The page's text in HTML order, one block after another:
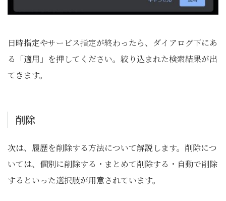
日時指定やサービス指定が終わったら、ダイアログ下にあ
る「適用」を押してください。絞り込まれた検索結果が出
てきます。
削除
次は、履歴を削除する方法について解説します。削除につ
いては、個別に削除する・まとめて削除する・自動で削除
するといった選択肢が用意されています。